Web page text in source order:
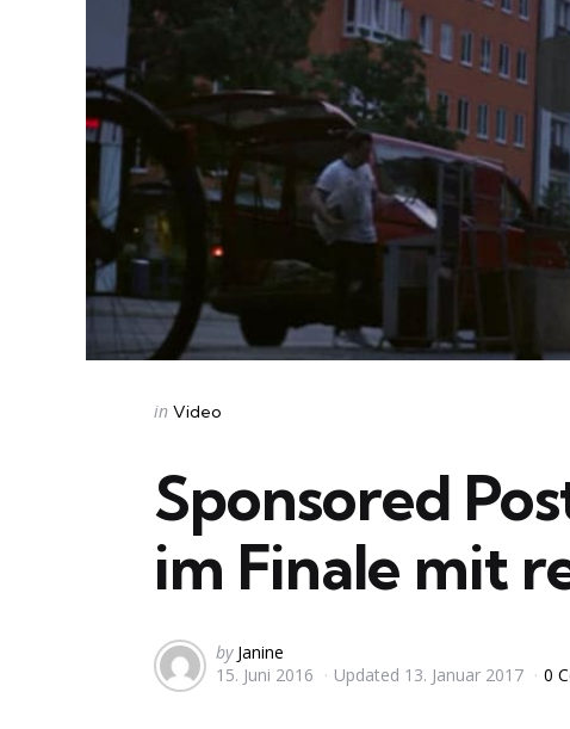
Categories
Posted
in Video
Sponsored
im Finale mit
Posted
by
by Janine
15. Juni 2016
Updated 13. Januar 2017 0